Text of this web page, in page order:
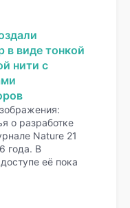
в виде тонкой
нити с
о разработке
Nature 21
года. В
её пока